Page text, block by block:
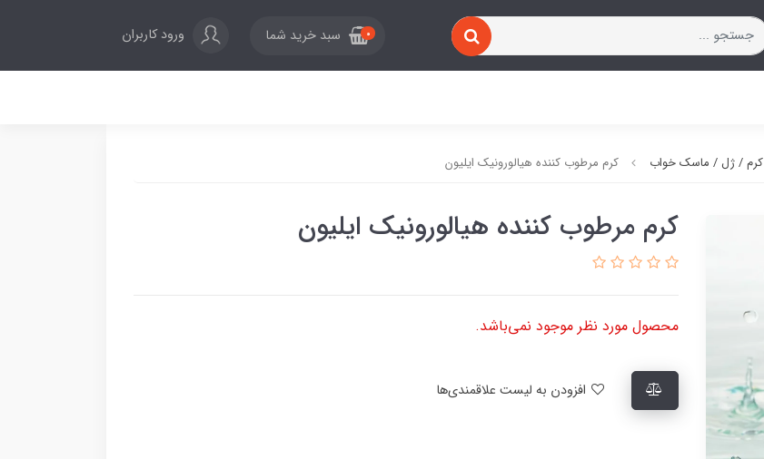
0 سبد خرید شما ورود کاربران
کرم / ژل / ماسک خواب کرم مرطوب کننده هیالورونیک ایلیون
کرم مرطوب کننده هیالورونیک ایلیون
محصول مورد نظر موجود نمی‌باشد.